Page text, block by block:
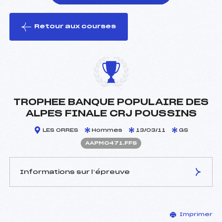
le ski
Retour aux courses
TROPHEE BANQUE POPULAIRE DES
ALPES FINALE CRJ POUSSINS
LES ORRES Hommes 13/03/11 GS
AAPM0471.FFS
Informations sur l’épreuve
ROBIN ERIC (AP)
Imprimer